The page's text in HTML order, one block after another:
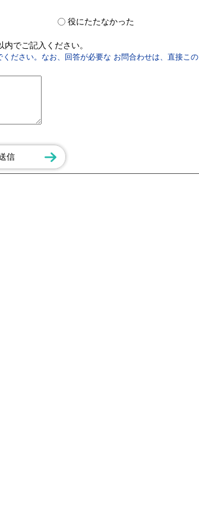
役にたたなかった
でご記入ください。
ださい。なお、回答が必要な お問合わせは、直接この